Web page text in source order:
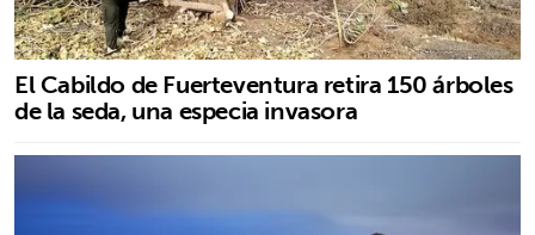
El Cabildo de Fuerteventura retira 150 árboles
de la seda, una especia invasora